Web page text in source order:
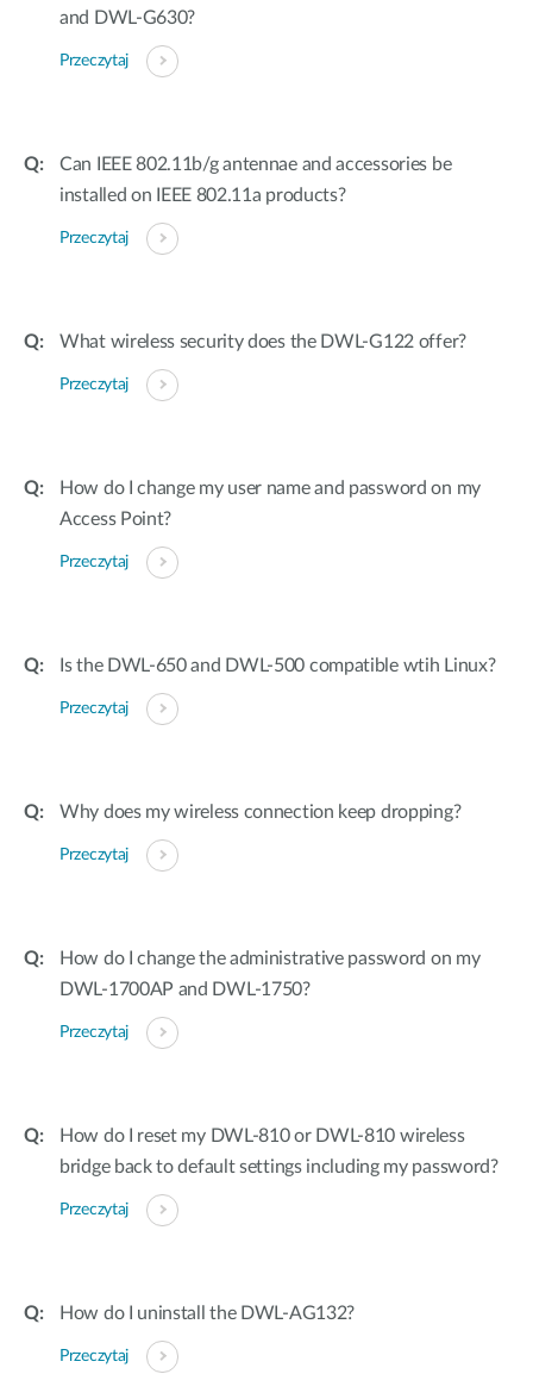
and DWL-G630?
Przeczytaj
Can IEEE 802.11b/g antennae and accessories be
installed on IEEE 802.11a products?
Przeczytaj
What wireless security does the DWL-G122 offer?
Przeczytaj
How do I change my user name and password on my
Access Point?
Przeczytaj
Is the DWL-650 and DWL-500 compatible wtih Linux?
Przeczytaj
Why does my wireless connection keep dropping?
Przeczytaj
How do I change the administrative password on my
DWL-1700AP and DWL-1750?
Przeczytaj
How do I reset my DWL-810 or DWL-810 wireless
bridge back to default settings including my password?
Przeczytaj
How do I uninstall the DWL-AG132?
Przeczytaj